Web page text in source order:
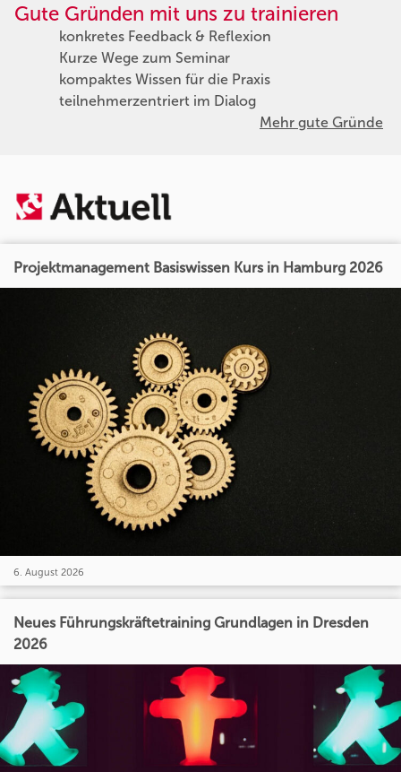
Gute Gründen mit uns zu trainieren
konkretes Feedback & Reflexion
Kurze Wege zum Seminar
kompaktes Wissen für die Praxis
teilnehmerzentriert im Dialog
Mehr gute Gründe
Projektmanagement Basiswissen Kurs in Hamburg 2026
6. August 2026
Neues Führungskräftetraining Grundlagen in Dresden
2026